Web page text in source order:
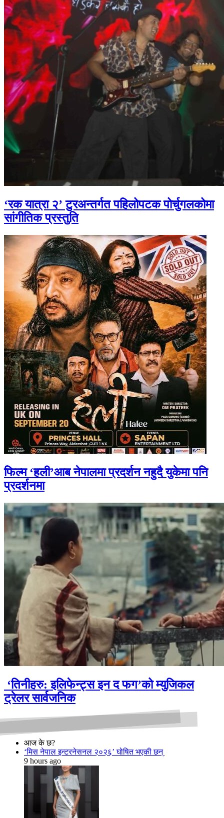
‘रक यात्रा २’ टुरअन्तर्गत पहिलोपटक पोर्चुगलकोमा
सांगीतिक प्रस्तुति
फिल्म ‘हली’आब नेपालमा प्रदर्शन नहुदै युकेमा पनि
प्रदर्शनमा
‘तिनीहरु: इलिफेन्ट्स इन द फग’को म्युजिकल
ट्रेलर सार्वजनिक
आज के छ?
‘मिस नेपाल इन्टरनेसनल २०२६’ घोषित भएकी छन्
9 hours ago